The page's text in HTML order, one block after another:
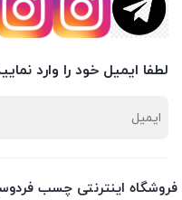
لطفا ایمیل خود را وارد
فروشگاه اینترنتی چسب